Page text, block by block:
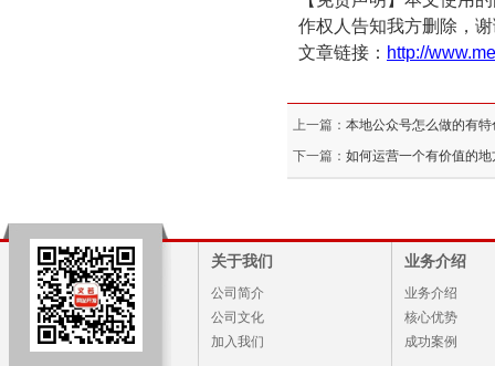
作权人告知我方删除，
文章链接： http://
上一篇： 本地公众号怎么做的有特
下一篇： 如何运营一个有价值的地
关于我们
公司简介
公司文化
加入我们
业务介绍
业务介绍
核心优势
成功案例